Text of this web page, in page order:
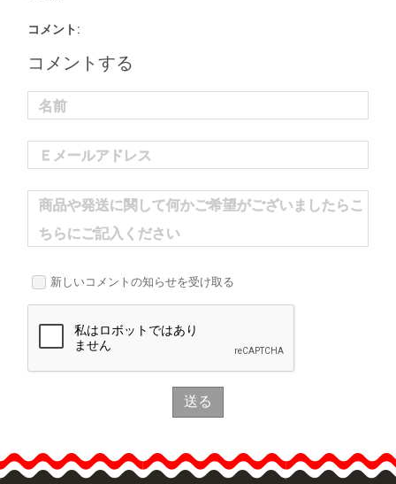
コメント:
コメントする
名前
Ｅメールアドレス
商品や発送に関して何かご希望がございましたらこ
ちらにご記入ください
新しいコメントの知らせを受け取る
送る